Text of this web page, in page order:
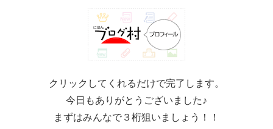
クリックしてくれるだけで完了します。
今日もありがとうございました♪
まずはみんなで３桁狙いましょう！！